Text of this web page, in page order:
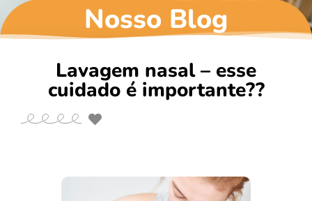
Nosso Blog
Lavagem nasal – esse
cuidado é importante??